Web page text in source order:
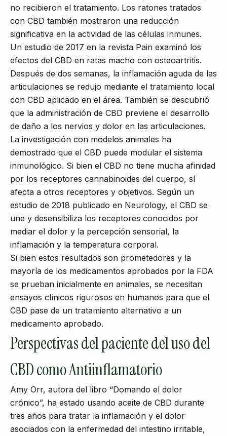
no recibieron el tratamiento. Los ratones tratados
con CBD también mostraron una reducción
significativa en la actividad de las células inmunes.
Un estudio de 2017 en la revista Pain examinó los
efectos del CBD en ratas macho con osteoartritis.
Después de dos semanas, la inflamación aguda de las
articulaciones se redujo mediante el tratamiento local
con CBD aplicado en el área. También se descubrió
que la administración de CBD previene el desarrollo
de daño a los nervios y dolor en las articulaciones.
La investigación con modelos animales ha
demostrado que el CBD puede modular el sistema
inmunológico. Si bien el CBD no tiene mucha afinidad
por los receptores cannabinoides del cuerpo, sí
afecta a otros receptores y objetivos. Según un
estudio de 2018 publicado en Neurology, el CBD se
une y desensibiliza los receptores conocidos por
mediar el dolor y la percepción sensorial, la
inflamación y la temperatura corporal.
Si bien estos resultados son prometedores y la
mayoría de los medicamentos aprobados por la FDA
se prueban inicialmente en animales, se necesitan
ensayos clínicos rigurosos en humanos para que el
CBD pase de un tratamiento alternativo a un
medicamento aprobado.
Perspectivas del paciente del uso del
CBD como Antiinflamatorio
Amy Orr, autora del libro “Domando el dolor
crónico”, ha estado usando aceite de CBD durante
tres años para tratar la inflamación y el dolor
asociados con la enfermedad del intestino irritable,